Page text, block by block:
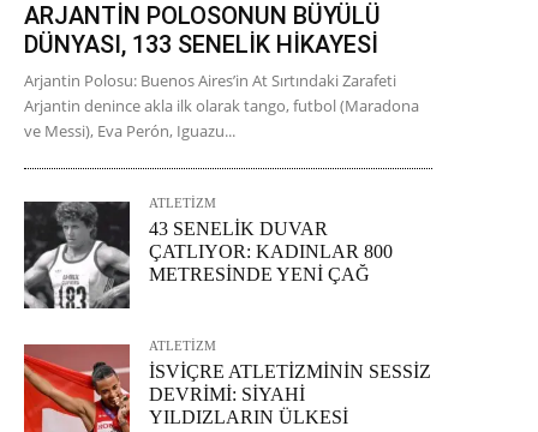
ARJANTİN POLOSONUN BÜYÜLÜ
DÜNYASI, 133 SENELİK HİKAYESİ
Arjantin Polosu: Buenos Aires’in At Sırtındaki Zarafeti
Arjantin denince akla ilk olarak tango, futbol (Maradona
ve Messi), Eva Perón, Iguazu...
ATLETİZM
43 SENELİK DUVAR
ÇATLIYOR: KADINLAR 800
METRESİNDE YENİ ÇAĞ
ATLETİZM
İSVİÇRE ATLETİZMİNİN SESSİZ
DEVRİMİ: SİYAHİ
YILDIZLARIN ÜLKESİ